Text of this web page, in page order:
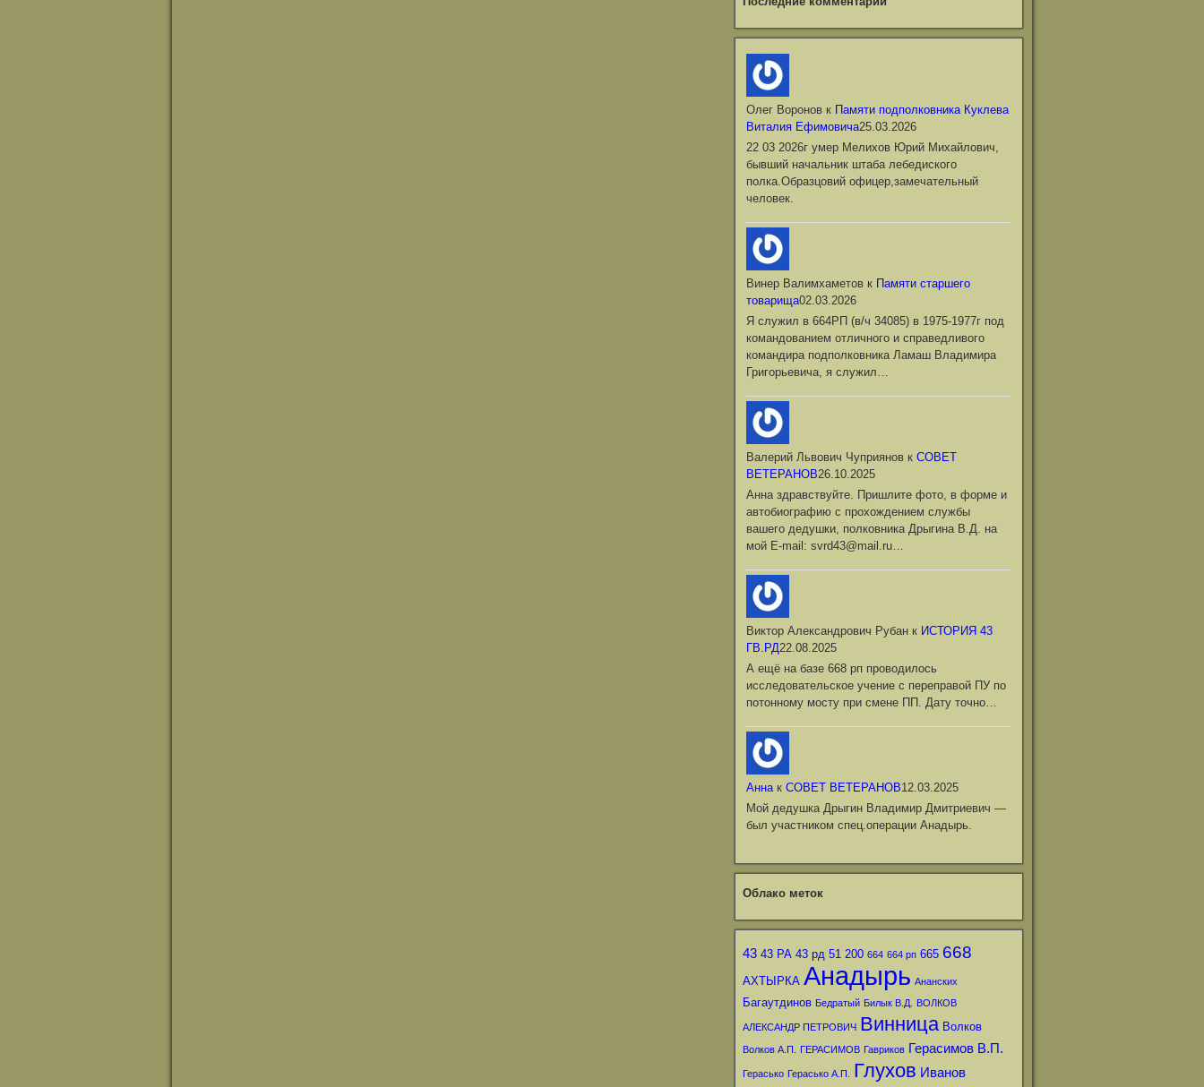
Олег Вороновк Памяти подполковника Куклева
Виталия Ефимовича25.03.2026
22 03 2026г умер Мелихов Юрий Михайлович,
бывший начальник штаба лебедиского
полка.Образцовий офицер,замечательный
человек.
Винер Валимхаметовк Памяти старшего
товарища02.03.2026
Я служил в 664РП (в/ч 34085) в 1975-1977г под
командованием отличного и справедливого
командира подполковника Ламаш Владимира
Григорьевича, я служил…
Валерий Львович Чуприяновк СОВЕТ
ВЕТЕРАНОВ26.10.2025
Анна здравствуйте. Пришлите фото, в форме и
автобиографию с прохождением службы
вашего дедушки, полковника Дрыгина В.Д. на
мой Е-mail: svrd43@mail.ru…
Виктор Александрович Рубанк ИСТОРИЯ 43
ГВ.РД22.08.2025
А ещё на базе 668 рп проводилось
исследовательское учение с переправой ПУ по
потонному мосту при смене ПП. Дату точно…
Аннак СОВЕТ ВЕТЕРАНОВ12.03.2025
Мой дедушка Дрыгин Владимир Дмитриевич —
был участником спец.операции Анадырь.
Облако меток
43 43 РА 43 рд 51 200 664 664 рп 665 668
АХТЫРКА Анадырь Ананских
Багаутдинов Бедратый Билык В.Д. ВОЛКОВ
АЛЕКСАНДР ПЕТРОВИЧ Винница Волков
Волков А.П. ГЕРАСИМОВ Гавриков Герасимов В.П.
Герасько Герасько А.П. Глухов Иванов